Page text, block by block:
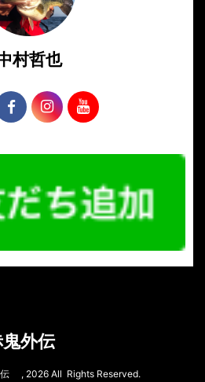
村哲也
鬼外伝
, 2026 All Rights Reserved.